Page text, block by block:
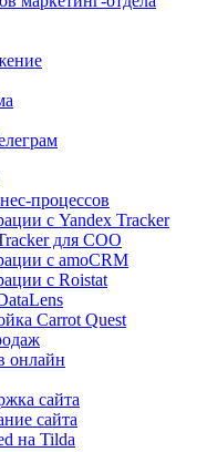
процессов
с Yandex Tracker
для СОО
с amoCRM
с Roistat
Carrot Quest
онлайн
сайта
сайта
на Tilda